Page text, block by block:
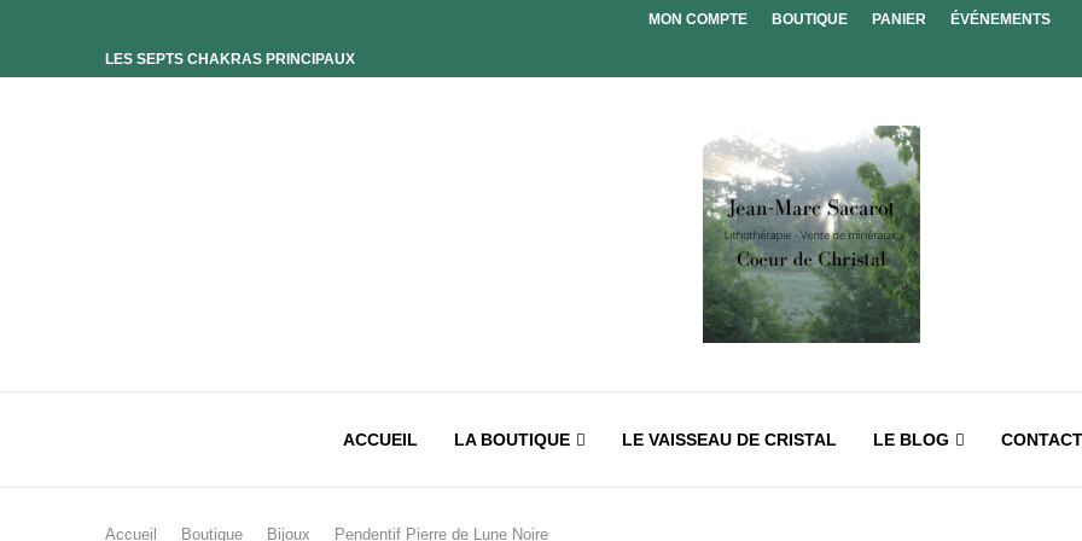
LES SEPTS CHAKRAS PRINCIPAUX
MON COMPTE BOUTIQUE PANIER ÉVÉNEMENTS
ACCUEIL LA BOUTIQUE LE VAISSEAU DE CRISTAL LE BLOG CONTACT
Accueil Boutique Bijoux Pendentif Pierre de Lune Noire